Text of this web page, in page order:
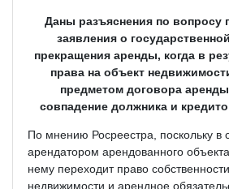
Даны разъяснения по вопросу
заявления о
прекращения аренды, когда в
права на объект
предметом договора
совпадение должника и
По мнению Росреестра, поскольку в
арендатором арендованного
нему переходит право
недвижимости и арендное